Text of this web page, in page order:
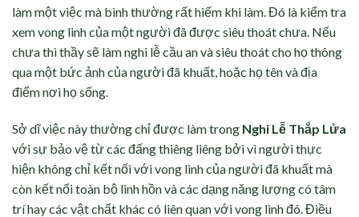
làm một việc mà bình thường rất hiếm khi làm. Đó là kiểm tra
xem vong linh của một người đã được siêu thoát chưa. Nếu
chưa thì thầy sẽ làm nghi lễ cầu an và siêu thoát cho họ thông
qua một bức ảnh của người đã khuất, hoặc họ tên và địa
điểm nơi họ sống.
Sở dĩ việc này thường chỉ được làm trong Nghi Lễ Thắp Lửa
với sự bảo vệ từ các đấng thiêng liêng bởi vì người thực
hiện không chỉ kết nối với vong linh của người đã khuất mà
còn kết nối toàn bộ linh hồn và các dạng năng lượng có tâm
trí hay các vật chất khác có liên quan với vong linh đó. Điều